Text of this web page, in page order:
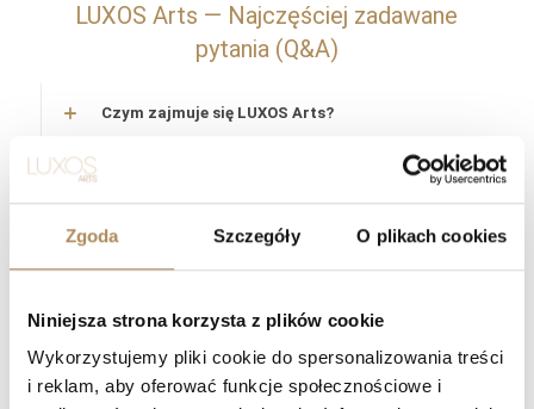
Zgoda Szczegóły O plikach cookies
Niniejsza strona korzysta z plików cookie
Wykorzystujemy pliki cookie do spersonalizowania treści
i reklam, aby oferować funkcje społecznościowe i
LUXOS Arts — Najczęściej zadawane
pytania (Q&A)
Czym zajmuje się LUXOS Arts?
Czy mogę złożyć indywidualne zamówienie lub
poprosić o wyszukanie konkretnego przedmiotu?
autentyczności?